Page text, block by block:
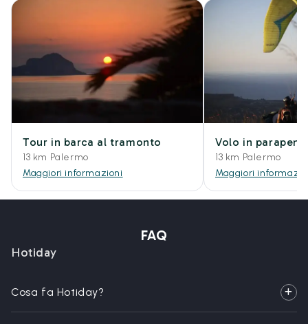
Tour in barca al tramonto
13 km Palermo
Maggiori informazioni
Volo in
13 km Palermo
Maggiori
FAQ
Hotiday
Cosa fa Hotiday?